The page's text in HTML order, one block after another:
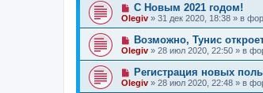
е
с
о
б
щ
е
н
и
Н
о
в
о
е
с
о
б
щ
С Новым 2021 годом!
Olegiv » 31 дек 2020, 18:38 » в
Н
о
в
о
е
с
Возможно, Тунис
Olegiv » 28 июл 2020, 22:50 » в
Н
о
в
Регистрация новых
Olegiv » 28 июл 2020, 22:48 » в